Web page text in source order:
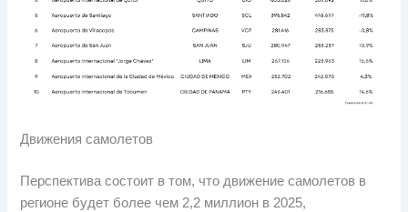
Движения самолетов
Перспектива состоит в том, что движение самолетов в
регионе будет более чем 2,2 миллион в 2025,